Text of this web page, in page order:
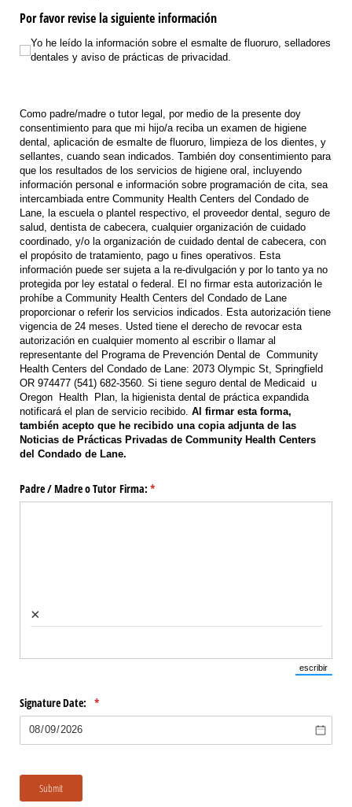
Por favor revise la siguiente información
Yo he leído la información sobre el esmalte de fluoruro, selladores dentales
Yo he leído la información sobre el esmalte de fluoruro, selladores
dentales y aviso de prácticas de privacidad.
Como padre/madre o tutor legal, por medio de la presente doy
consentimiento para que mi hijo/a reciba un examen de higiene
dental, aplicación de esmalte de fluoruro, limpieza de los dientes, y
sellantes, cuando sean indicados. También doy consentimiento para
que los resultados de los servicios de higiene oral, incluyendo
información personal e información sobre programación de cita, sea
intercambiada entre Community Health Centers del Condado de
Lane, la escuela o plantel respectivo, el proveedor dental, seguro de
salud, dentista de cabecera, cualquier organización de cuidado
coordinado, y/o la organización de cuidado dental de cabecera, con
el propósito de tratamiento, pago u fines operativos. Esta
información puede ser sujeta a la re-divulgación y por lo tanto ya no
protegida por ley estatal o federal. El no firmar esta autorización le
prohíbe a Community Health Centers del Condado de Lane
proporcionar o referir los servicios indicados. Esta autorización tiene
vigencia de 24 meses. Usted tiene el derecho de revocar esta
autorización en cualquier momento al escribir o llamar al
representante del Programa de Prevención Dental de Community
Health Centers del Condado de Lane: 2073 Olympic St, Springfield
OR 974477 (541) 682-3560. Si tiene seguro dental de Medicaid u
Oregon Health Plan, la higienista dental de práctica expandida
notificará el plan de servicio recibido. Al firmar esta forma,
también acepto que he recibido una copia adjunta de las
Noticias de Prácticas Privadas de Community Health Centers
del Condado de Lane.
Padre /​ Madre o Tutor Firma: *
(necesario)
×
escribir
(Cambiar
Signature Date: *
(necesario)
Submit